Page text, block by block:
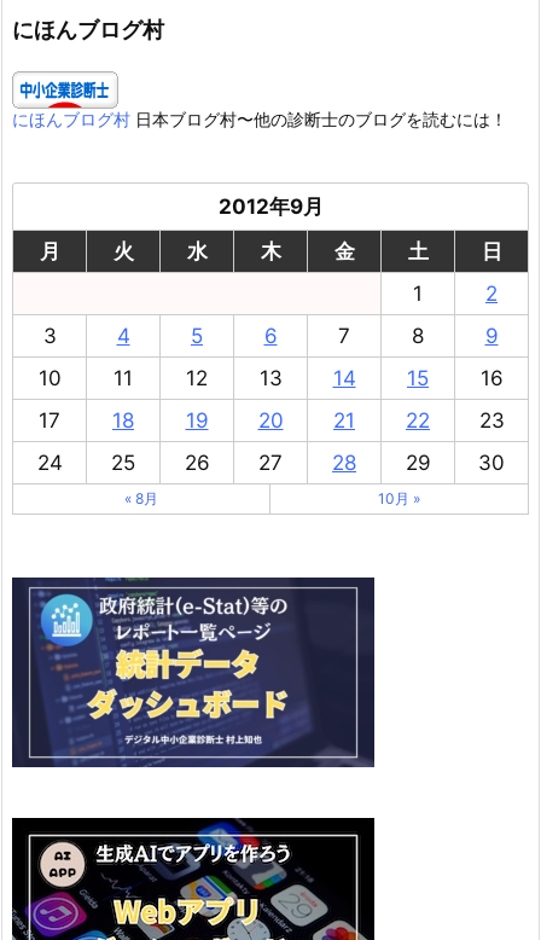
ー
にほんブログ村
にほんブログ村 日本ブログ村〜他の診断士のブログを読むには！
2012年9月
月
火 水 木 金 土
日
1
2
3
4 5 6 7 8
9
10
11 12 13 14 15
16
17
18 19 20 21 22
23
24
25 26 27 28 29 30
« 8月 10月 »